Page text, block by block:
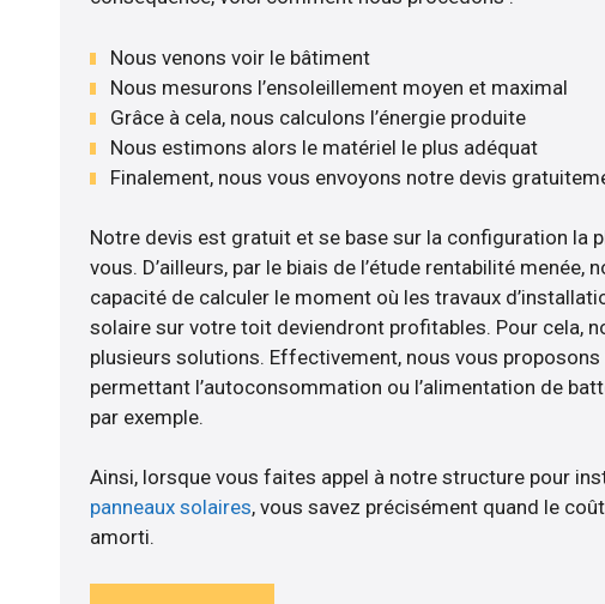
Nous venons voir le bâtiment
Nous mesurons l’ensoleillement moyen et maximal
Grâce à cela, nous calculons l’énergie produite
Nous estimons alors le matériel le plus adéquat
Finalement, nous vous envoyons notre devis
Notre devis est gratuit et se base sur la configuration la
vous. D’ailleurs, par le biais de l’étude rentabilité menée,
capacité de calculer le moment où les travaux
solaire sur votre toit deviendront profitables. Pour cela,
plusieurs solutions. Effectivement, nous vous proposons
permettant l’autoconsommation ou l’alimentation de
par exemple.
Ainsi, lorsque vous faites appel à notre structure pour
panneaux solaires, vous savez précisément quand le
amorti.